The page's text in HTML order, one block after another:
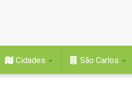
Cidades São Carlos